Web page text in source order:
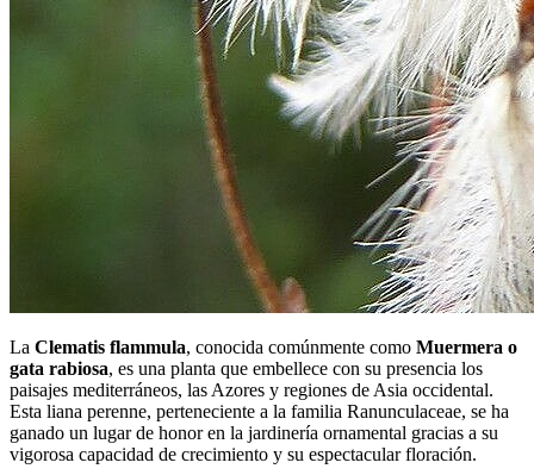
La Clematis flammula, conocida comúnmente como Muermera o
gata rabiosa, es una planta que embellece con su presencia los
paisajes mediterráneos, las Azores y regiones de Asia occidental.
Esta liana perenne, perteneciente a la familia Ranunculaceae, se ha
ganado un lugar de honor en la jardinería ornamental gracias a su
vigorosa capacidad de crecimiento y su espectacular floración.